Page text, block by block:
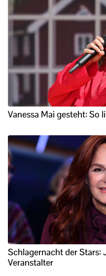
Vanessa Mai gesteht: So
Schlagernacht der Stars:
Veranstalter